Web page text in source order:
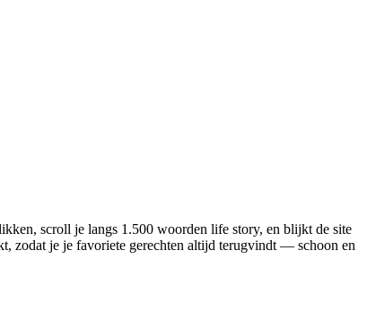
scroll je langs 1.500 woorden life story, en blijkt de site
zodat je je favoriete gerechten altijd terugvindt — schoon en